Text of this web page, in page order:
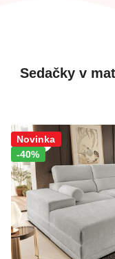
Sedačky v
Sleva!
-40%
Novinka